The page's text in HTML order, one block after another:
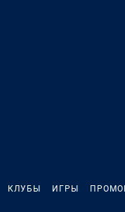
КЛУБЫ ИГРЫ